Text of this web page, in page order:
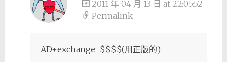
2011 年 04 月 13 日 at 22:05:52
Permalink
AD+exchange=$$$$(用正版的)